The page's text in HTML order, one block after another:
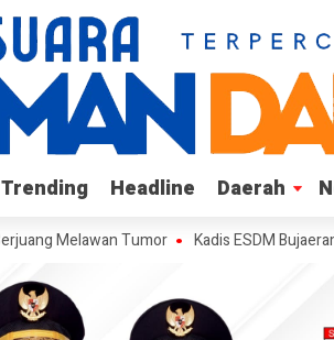
Trending Headline Daerah
Trending Headline Daerah
Tumor Kadis ESDM Bujaeramy :